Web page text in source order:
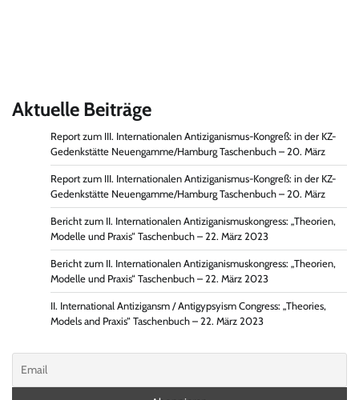
Aktuelle Beiträge
Report zum III. Internationalen Antiziganismus-Kongreß: in der KZ-
Gedenkstätte Neuengamme/Hamburg Taschenbuch – 20. März
Report zum III. Internationalen Antiziganismus-Kongreß: in der KZ-
Gedenkstätte Neuengamme/Hamburg Taschenbuch – 20. März
Bericht zum II. Internationalen Antiziganismuskongress: „Theorien,
Modelle und Praxis“ Taschenbuch – 22. März 2023
Bericht zum II. Internationalen Antiziganismuskongress: „Theorien,
Modelle und Praxis“ Taschenbuch – 22. März 2023
II. International Antizigansm / Antigypsyism Congress: „Theories,
Models and Praxis“ Taschenbuch – 22. März 2023